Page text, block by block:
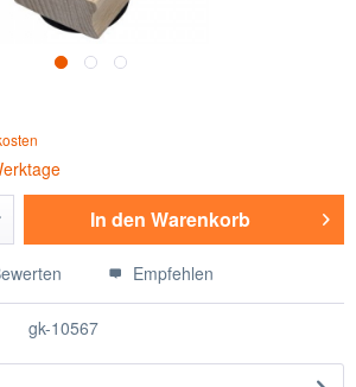
In den Warenkorb
Empfehlen
gk-10567